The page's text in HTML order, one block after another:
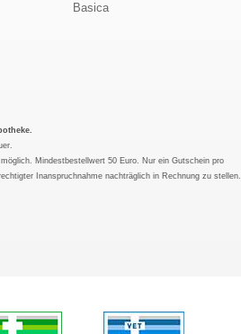
Basica
Mindestbestellwert 50 Euro. Nur ein Gutschein pro
Inanspruchnahme nachträglich in Rechnung zu stellen.